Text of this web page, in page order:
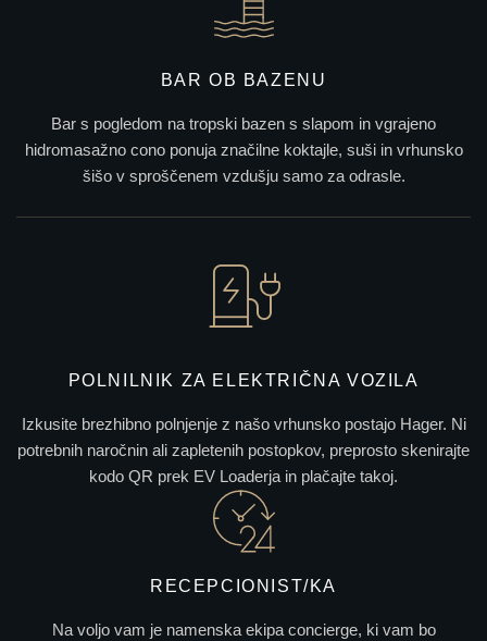
BAR OB BAZENU
Bar s pogledom na tropski bazen s slapom in vgrajeno
hidromasažno cono ponuja značilne koktajle, suši in vrhunsko
šišo v sproščenem vzdušju samo za odrasle.
POLNILNIK ZA ELEKTRIČNA VOZILA
Izkusite brezhibno polnjenje z našo vrhunsko postajo Hager. Ni
potrebnih naročnin ali zapletenih postopkov, preprosto skenirajte
kodo QR prek EV Loaderja in plačajte takoj.
RECEPCIONIST/KA
Na voljo vam je namenska ekipa concierge, ki vam bo